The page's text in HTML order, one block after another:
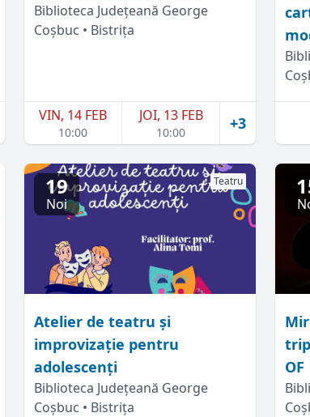
Biblioteca Județeană George
Coșbuc • Bistrița
VIN, 14 FEB
10:00
JOI, 13 FEB
10:00 +3
19
Noi
Teatru
Atelier de teatru și
improvizație pentru
adolescenți
Biblioteca Județeană George
Coșbuc • Bistrița
OF